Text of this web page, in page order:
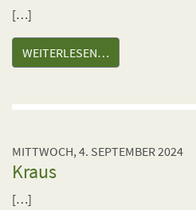
[…]
WEITERLESEN…
MITTWOCH, 4. SEPTEMBER 2024
Kraus
[…]